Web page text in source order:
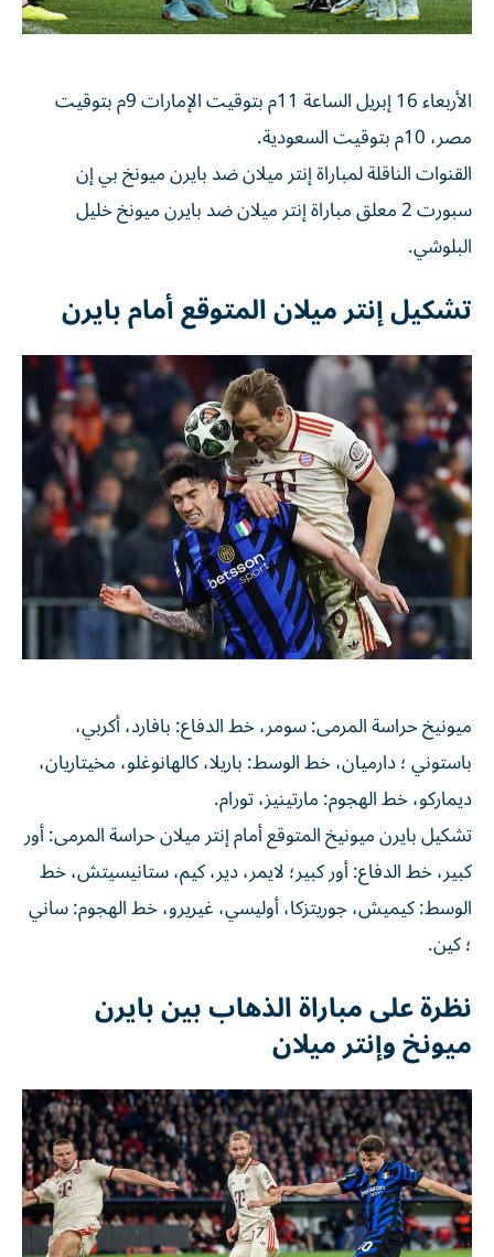
الأربعاء 16 إبريل الساعة 11م بتوقيت الإمارات 9م بتوقيت
مصر، 10م بتوقيت السعودية.
القنوات الناقلة لمباراة إنتر ميلان ضد بايرن ميونخ بي إن
سبورت 2 معلق مباراة إنتر ميلان ضد بايرن ميونخ خليل
البلوشي.
تشكيل إنتر ميلان المتوقع أمام بايرن
ميونيخ حراسة المرمى: سومر، خط الدفاع: بافارد، أكربي،
باستوني ؛ دارميان، خط الوسط: باريلا، كالهانوغلو، مخيتاريان،
ديماركو، خط الهجوم: مارتينيز، تورام.
تشكيل بايرن ميونيخ المتوقع أمام إنتر ميلان حراسة المرمى: أور
كبير، خط الدفاع: أور كبير؛ لايمر، دير، كيم، ستانيسيتش، خط
الوسط: كيميش، جوريتزكا، أوليسي، غيريرو، خط الهجوم: ساني
؛ كين.
نظرة على مباراة الذهاب بين بايرن
ميونخ وإنتر ميلان